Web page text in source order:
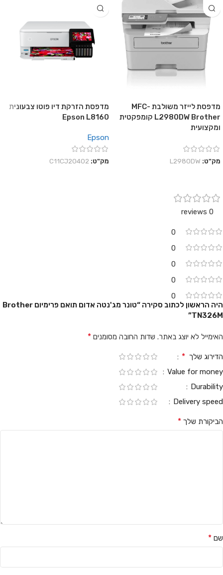
מדפסת לייזר משולבת MFC-
L2980DW Brother קומפקטית
ומקצועית
מק"ט: L2980DW
מדפסת הזרקת דיו פוטו צבעונית
Epson L8160
Epson
מק"ט: C11CJ20402
0 reviews
0
0
0
0
0
היה הראשון לכתוב סקירה “טונר מג'נטה אדום ‏תואם פרימיום Brother
TN326M”
האימייל לא יוצג באתר. שדות החובה מסומנים *
הדירוג שלך *
Value for money
Durability
Delivery speed
הביקורת שלך *
שם *